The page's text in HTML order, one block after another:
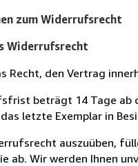
zum Widerrufsrecht
Widerrufsrecht
Recht, den Vertrag
beträgt 14 Tage ab
letzte Exemplar in
auszuüben,
ab. Wir werden Ihnen